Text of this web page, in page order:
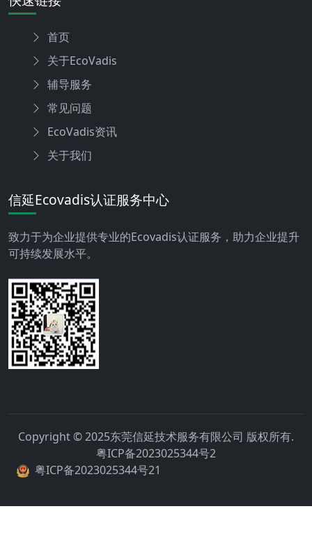
首页
关于EcoVadis
辅导服务
常见问题
EcoVadis资讯
关于我们
信延Ecovadis认证服务中心
致力于为企业提供专业的Ecovadis认证服务，助力企业提升
可持续发展水平。
Copyright © 2025东莞信延技术服务有限公司 版权所有.
粤ICP备2023025344号2
粤ICP备2023025344号21